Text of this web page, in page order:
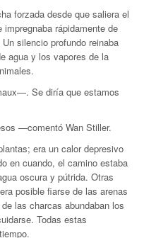
forzada desde que saliera el
rápidamente de
silencio profundo reinaba
agua y los vapores de la
Se diría que estamos
—comentó Wan Stiller.
era un calor depresivo
en cuando, el camino estaba
oscura y pútrida. Otras
posible fiarse de las arenas
las charcas abundaban los
Todas estas